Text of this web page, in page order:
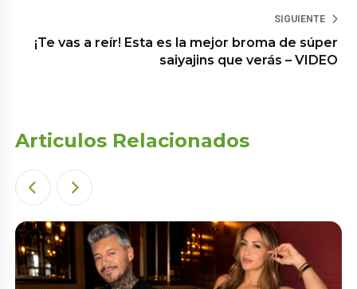
SIGUIENTE
¡Te vas a reír! Esta es la mejor broma de súper
saiyajins que verás – VIDEO
Articulos Relacionados